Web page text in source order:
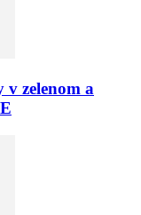
v zelenom a